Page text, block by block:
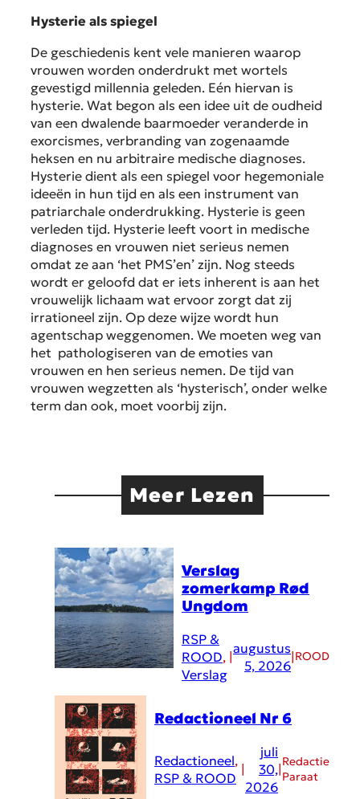
Hysterie als spiegel
De geschiedenis kent vele manieren waarop
vrouwen worden onderdrukt met wortels
gevestigd millennia geleden. Eén hiervan is
hysterie. Wat begon als een idee uit de oudheid
van een dwalende baarmoeder veranderde in
exorcismes, verbranding van zogenaamde
heksen en nu arbitraire medische diagnoses.
Hysterie dient als een spiegel voor hegemoniale
ideeën in hun tijd en als een instrument van
patriarchale onderdrukking. Hysterie is geen
verleden tijd. Hysterie leeft voort in medische
diagnoses en vrouwen niet serieus nemen
omdat ze aan ‘het PMS’en’ zijn. Nog steeds
wordt er geloofd dat er iets inherent is aan het
vrouwelijk lichaam wat ervoor zorgt dat zij
irrationeel zijn. Op deze wijze wordt hun
agentschap weggenomen. We moeten weg van
het pathologiseren van de emoties van
vrouwen en hen serieus nemen. De tijd van
vrouwen wegzetten als ‘hysterisch’, onder welke
term dan ook, moet voorbij zijn.
Meer Lezen
Verslag
zomerkamp Rød
Ungdom
RSP &
ROOD
Verslag
|
augustus
5, 2026
|ROOD
Redactioneel Nr 6
Redactioneel
RSP & ROOD
|
juli
30,
2026
|Redactie
Paraat